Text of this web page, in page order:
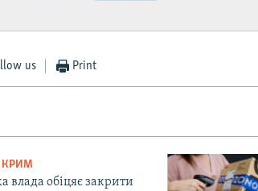
us Print
КРИМ
влада обіцяє закрити